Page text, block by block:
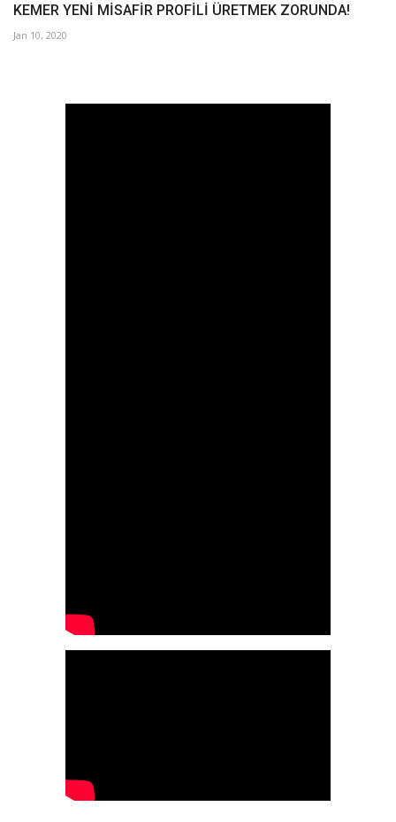
KEMER YENİ MİSAFİR PROFİLİ ÜRETMEK ZORUNDA!
Jan 10, 2020